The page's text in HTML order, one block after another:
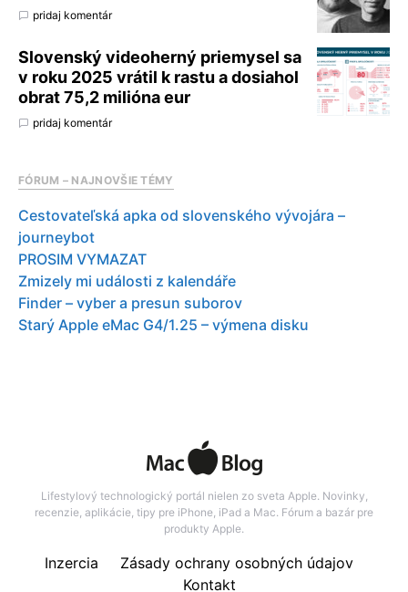
pridaj komentár
Slovenský videoherný priemysel sa
v roku 2025 vrátil k rastu a dosiahol
obrat 75,2 milióna eur
pridaj komentár
FÓRUM – NAJNOVŠIE TÉMY
Cestovateľská apka od slovenského vývojára –
journeybot
PROSIM VYMAZAT
Zmizely mi události z kalendáře
Finder – vyber a presun suborov
Starý Apple eMac G4/1.25 – výmena disku
Lifestylový technologický portál nielen zo sveta Apple. Novinky,
recenzie, aplikácie, tipy pre iPhone, iPad a Mac. Fórum a bazár pre
produkty Apple.
Inzercia
Zásady ochrany osobných údajov
Kontakt